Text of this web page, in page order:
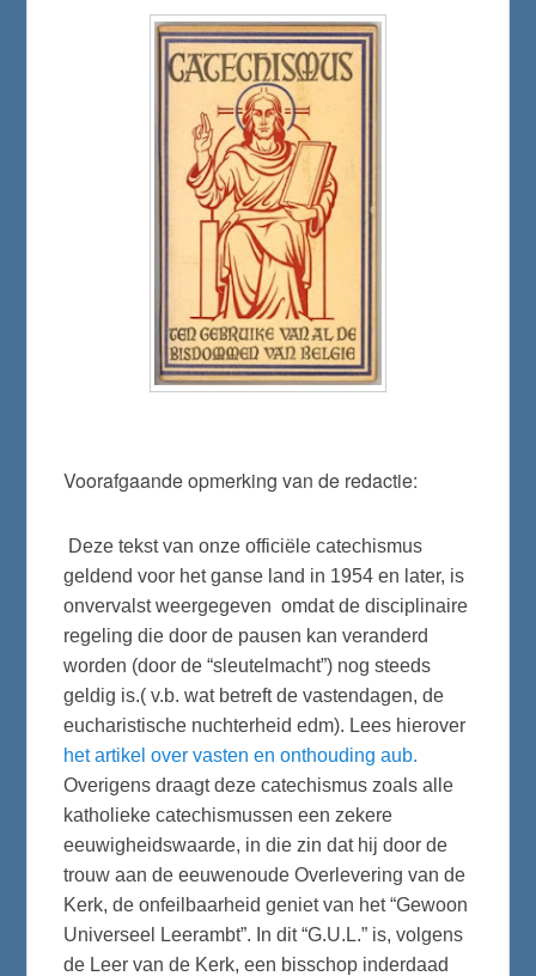
Voorafgaande opmerking van de redactie:
Deze tekst van onze officiële catechismus
geldend voor het ganse land in 1954 en later, is
onvervalst weergegeven omdat de disciplinaire
regeling die door de pausen kan veranderd
worden (door de “sleutelmacht”) nog steeds
geldig is.( v.b. wat betreft de vastendagen, de
eucharistische nuchterheid edm). Lees hierover
het artikel over vasten en onthouding aub.
Overigens draagt deze catechismus zoals alle
katholieke catechismussen een zekere
eeuwigheidswaarde, in die zin dat hij door de
trouw aan de eeuwenoude Overlevering van de
Kerk, de onfeilbaarheid geniet van het “Gewoon
Universeel Leerambt”. In dit “G.U.L.” is, volgens
de Leer van de Kerk, een bisschop inderdaad